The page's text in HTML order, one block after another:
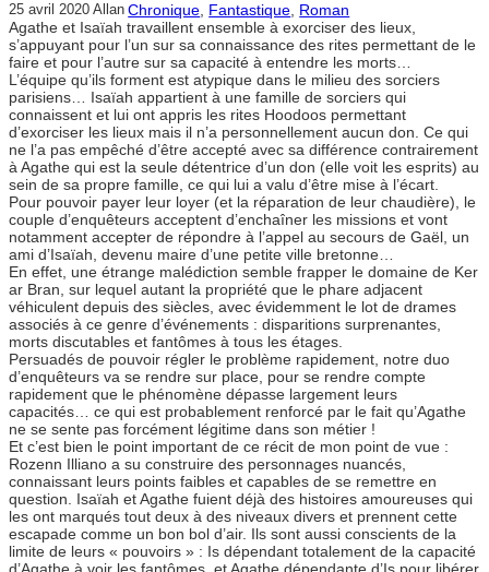
25 avril 2020 Allan Chronique, Fantastique, Roman
Agathe et Isaïah travaillent ensemble à exorciser des lieux,
s’appuyant pour l’un sur sa connaissance des rites permettant de le
faire et pour l’autre sur sa capacité à entendre les morts…
L’équipe qu’ils forment est atypique dans le milieu des sorciers
parisiens… Isaïah appartient à une famille de sorciers qui
connaissent et lui ont appris les rites Hoodoos permettant
d’exorciser les lieux mais il n’a personnellement aucun don. Ce qui
ne l’a pas empêché d’être accepté avec sa différence contrairement
à Agathe qui est la seule détentrice d’un don (elle voit les esprits) au
sein de sa propre famille, ce qui lui a valu d’être mise à l’écart.
Pour pouvoir payer leur loyer (et la réparation de leur chaudière), le
couple d’enquêteurs acceptent d’enchaîner les missions et vont
notamment accepter de répondre à l’appel au secours de Gaël, un
ami d’Isaïah, devenu maire d’une petite ville bretonne…
En effet, une étrange malédiction semble frapper le domaine de Ker
ar Bran, sur lequel autant la propriété que le phare adjacent
véhiculent depuis des siècles, avec évidemment le lot de drames
associés à ce genre d’événements : disparitions surprenantes,
morts discutables et fantômes à tous les étages.
Persuadés de pouvoir régler le problème rapidement, notre duo
d’enquêteurs va se rendre sur place, pour se rendre compte
rapidement que le phénomène dépasse largement leurs
capacités… ce qui est probablement renforcé par le fait qu’Agathe
ne se sente pas forcément légitime dans son métier !
Et c’est bien le point important de ce récit de mon point de vue :
Rozenn Illiano a su construire des personnages nuancés,
connaissant leurs points faibles et capables de se remettre en
question. Isaïah et Agathe fuient déjà des histoires amoureuses qui
les ont marqués tout deux à des niveaux divers et prennent cette
escapade comme un bon bol d’air. Ils sont aussi conscients de la
limite de leurs « pouvoirs » : Is dépendant totalement de la capacité